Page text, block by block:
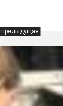
предыдущая